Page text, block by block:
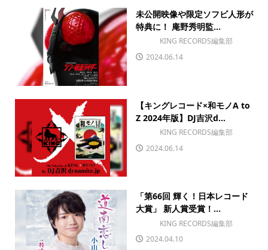
未公開映像や限定ソフビ人形が
特典に！ 庵野秀明監...
KING RECORDS編集部
2024.06.14
【キングレコード×和モノA to
Z 2024年版】DJ吉沢d...
KING RECORDS編集部
2024.06.14
「第66回 輝く！日本レコード
大賞」 新人賞受賞！...
KING RECORDS編集部
2024.04.10